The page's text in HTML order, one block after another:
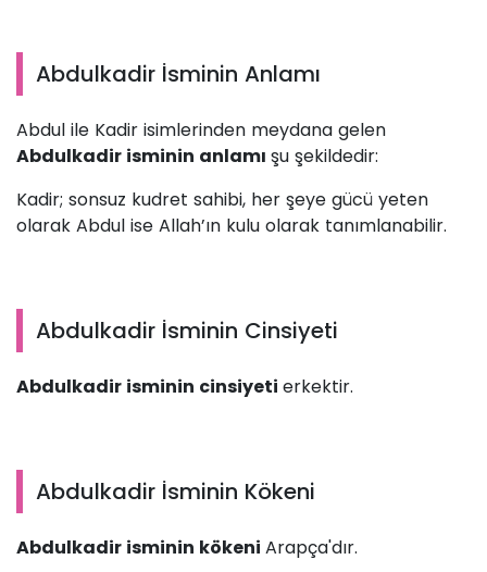
Abdulkadir İsminin Anlamı
Abdul ile Kadir isimlerinden meydana gelen
Abdulkadir isminin anlamı şu şekildedir:
Kadir; sonsuz kudret sahibi, her şeye gücü yeten
olarak Abdul ise Allah’ın kulu olarak tanımlanabilir.
Abdulkadir İsminin Cinsiyeti
Abdulkadir isminin cinsiyeti erkektir.
Abdulkadir İsminin Kökeni
Abdulkadir isminin kökeni Arapça'dır.